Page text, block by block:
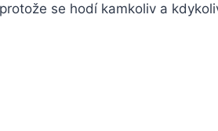
se hodí kamkoliv a